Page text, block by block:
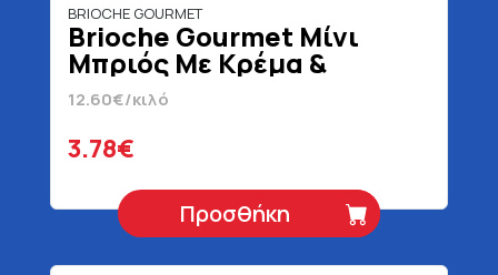
BRIOCHE GOURMET
Brioche Gourmet Μίνι
Μπριός Με Κρέμα &
Σοκολάτα 300 gr
12.60€/κιλό
3.78€
Προσθήκη